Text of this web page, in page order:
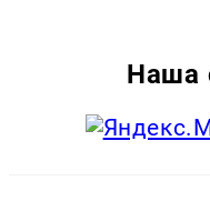
Наша